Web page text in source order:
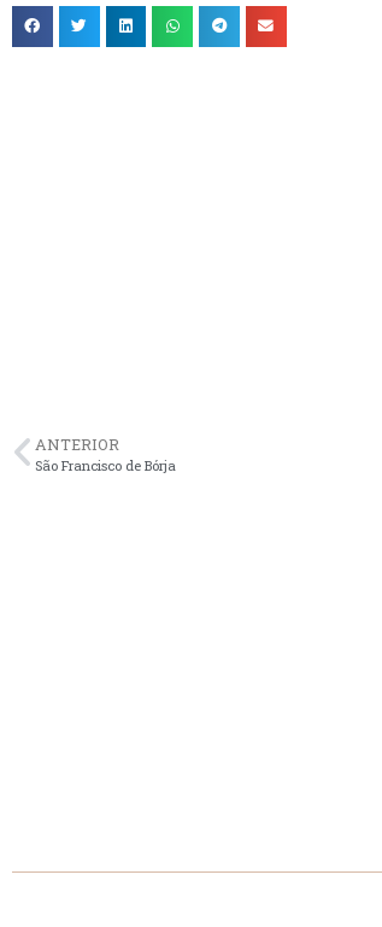
ANTERIOR
São Francisco de Bórja